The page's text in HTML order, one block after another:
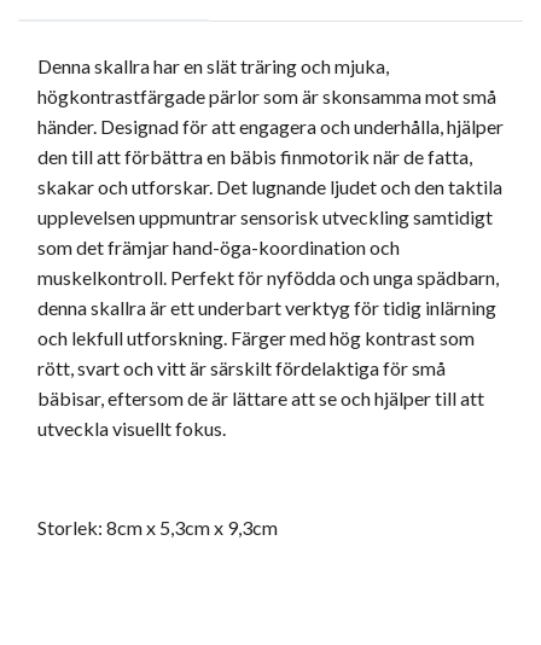
Denna skallra har en slät träring och mjuka,
högkontrastfärgade pärlor som är skonsamma mot små
händer. Designad för att engagera och underhålla, hjälper
den till att förbättra en bäbis finmotorik när de fatta,
skakar och utforskar. Det lugnande ljudet och den taktila
upplevelsen uppmuntrar sensorisk utveckling samtidigt
som det främjar hand-öga-koordination och
muskelkontroll. Perfekt för nyfödda och unga spädbarn,
denna skallra är ett underbart verktyg för tidig inlärning
och lekfull utforskning. Färger med hög kontrast som
rött, svart och vitt är särskilt fördelaktiga för små
bäbisar, eftersom de är lättare att se och hjälper till att
utveckla visuellt fokus.
Storlek: 8cm x 5,3cm x 9,3cm